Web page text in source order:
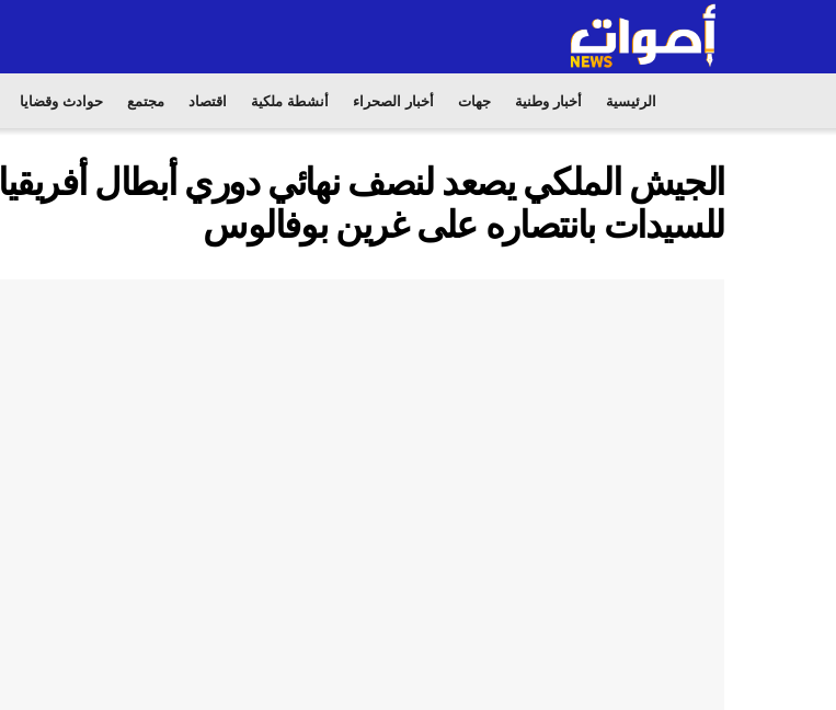
الرئيسية أخبار وطنية جهات أخبار الصحراء أنشطة ملكية اقتصاد مجتمع حوادث وقضايا
الجيش الملكي يصعد لنصف نهائي دوري أبطال أفريقيا
للسيدات بانتصاره على غرين بوفالوس